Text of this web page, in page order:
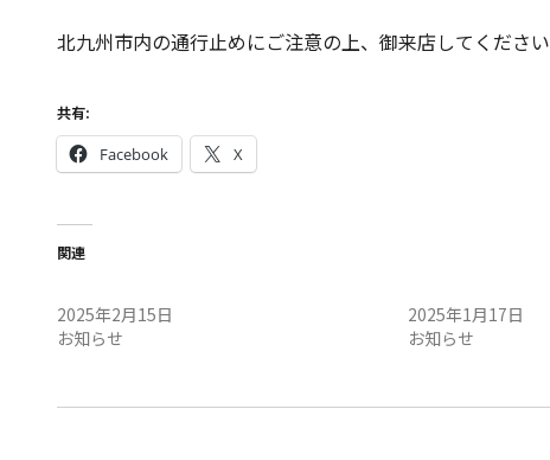
北九州市内の通行止めにご注意の上、御来店してください
共有:
Facebook X
関連
2025年2月15日
お知らせ
2025年1月17日
お知らせ